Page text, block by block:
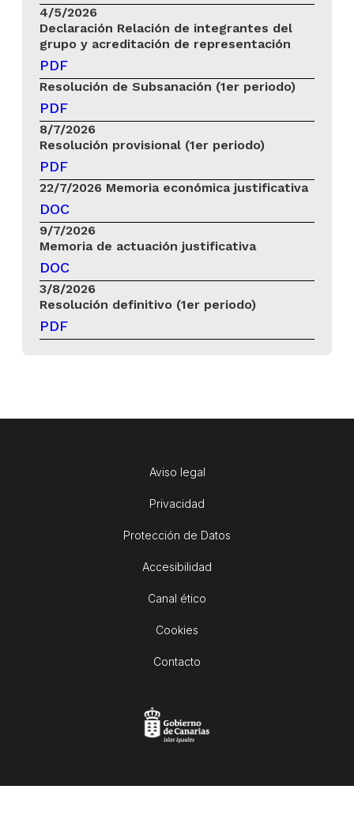
4/5/2026
Declaración Relación de integrantes del
grupo y acreditación de representación
PDF
Resolución de Subsanación (1er periodo)
PDF
8/7/2026
Resolución provisional (1er periodo)
PDF
22/7/2026 Memoria económica justificativa
DOC
9/7/2026
Memoria de actuación justificativa
DOC
3/8/2026
Resolución definitivo (1er periodo)
PDF
Aviso legal
Privacidad
Protección de Datos
Accesibilidad
Canal ético
Cookies
Contacto